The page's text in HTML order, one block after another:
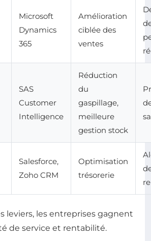
Microsoft
Dynamics
365
Amélioration
ciblée des
ventes
SAS
Customer
Intelligence
Réduction
du
gaspillage,
meilleure
gestion stock
Salesforce,
Zoho CRM
Optimisation
trésorerie
leviers, les entreprises gagnent
de service et rentabilité.